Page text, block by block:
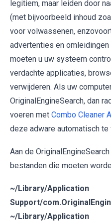
legitiem, maar leiden door
(met bijvoorbeeld inhoud
voor volwassenen,
advertenties en
moeten u uw systeem
verdachte applicaties,
verwijderen. Als uw
OriginalEngineSearch, dan
voeren met Combo Cleaner
deze adware automatisch te
Aan de
bestanden die moeten
~/Library/Application
Support/
~/Library/Application